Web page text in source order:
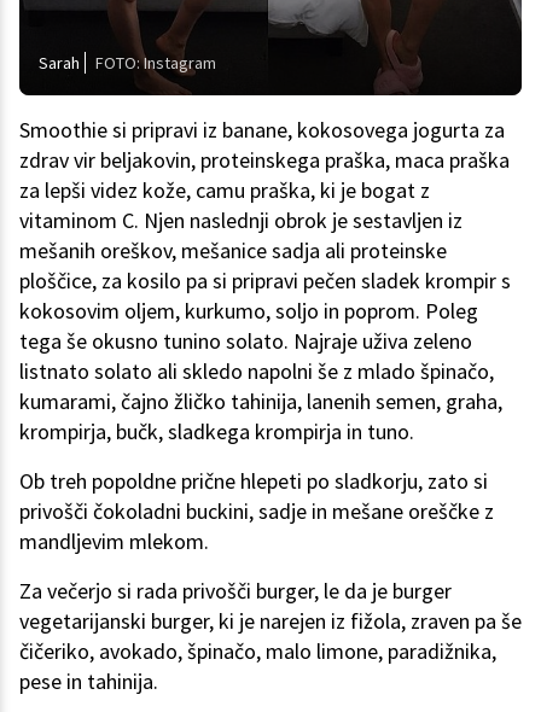
Sarah FOTO: Instagram
Smoothie si pripravi iz banane, kokosovega jogurta za
zdrav vir beljakovin, proteinskega praška, maca praška
za lepši videz kože, camu praška, ki je bogat z
vitaminom C. Njen naslednji obrok je sestavljen iz
mešanih oreškov, mešanice sadja ali proteinske
ploščice, za kosilo pa si pripravi pečen sladek krompir s
kokosovim oljem, kurkumo, soljo in poprom. Poleg
tega še okusno tunino solato. Najraje uživa zeleno
listnato solato ali skledo napolni še z mlado špinačo,
kumarami, čajno žličko tahinija, lanenih semen, graha,
krompirja, bučk, sladkega krompirja in tuno.
Ob treh popoldne prične hlepeti po sladkorju, zato si
privošči čokoladni buckini, sadje in mešane oreščke z
mandljevim mlekom.
Za večerjo si rada privošči burger, le da je burger
vegetarijanski burger, ki je narejen iz fižola, zraven pa še
čičeriko, avokado, špinačo, malo limone, paradižnika,
pese in tahinija.